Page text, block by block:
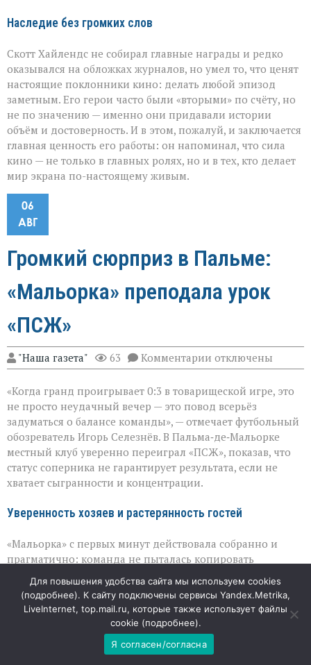
Наследие без громких слов
Скотт Хайлендс не собирал главные награды и редко
оказывался на обложках журналов, но умел то, что ценят
настоящие поклонники кино: делать любой эпизод
заметным. Его герои часто были «вторыми» по счёту, но
не по значению — именно они придавали истории
объём и достоверность. И в этом, пожалуй, и заключается
главная ценность его работы: он напоминал, что сила
кино — не только в главных ролях, но и в тех, кто делает
мир экрана по-настоящему живым.
06
АВГ
Громкий сюрприз в Пальме:
«Мальорка» преподала урок
«ПСЖ»
"Наша газета" 63 Комментарии к
записи
сюрприз
в
Пальме:
«Мальорка»
преподала
урок
«ПСЖ»
отключены
«Когда гранд проигрывает 0:3 в товарищеской игре, это
не просто неудачный вечер — это повод всерьёз
задуматься о балансе команды», — отмечает футбольный
обозреватель Игорь Селезнёв. В Пальма‑де‑Мальорке
местный клуб уверенно переиграл «ПСЖ», показав, что
статус соперника не гарантирует результата, если не
хватает сыгранности и концентрации.
Уверенность хозяев и растерянность гостей
«Мальорка» с первых минут действовала собранно и
прагматично: команда не пыталась копировать
плотную игру и быстрые выходы из обороны. Именно
эта простота и принесла плоды: голы Зиту Лувумбу, Яна
Вирджили и Антонио Раильо сложились в убедительный
счёт. Для «ПСЖ» же матч стал проверкой на прочность,
которая выявила уязвимые места: парижане выглядели
Для повышения удобства сайта мы используем cookies
(подробнее). К сайту подключены сервисы Yandex.Metrika,
LiveInternet, top.mail.ru, которые также использует файлы
cookie (подробнее).
Я согласен/согласна